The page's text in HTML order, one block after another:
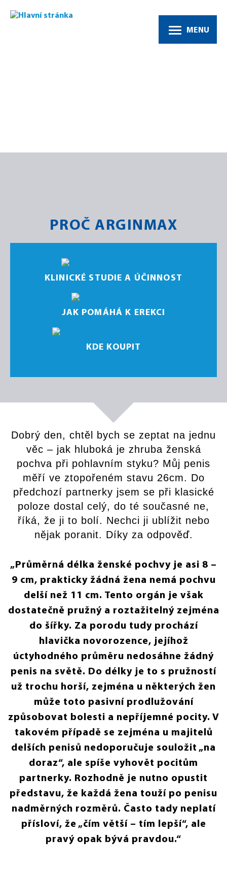
MENU
PROČ ARGINMAX
KLINICKÉ STUDIE A ÚČINNOST
JAK POMÁHÁ K EREKCI
KDE KOUPIT
Dobrý den, chtěl bych se zeptat na jednu
věc – jak hluboká je zhruba ženská
pochva při pohlavním styku? Můj penis
měří ve ztopořeném stavu 26cm. Do
předchozí partnerky jsem se při klasické
poloze dostal celý, do té současné ne,
říká, že ji to bolí. Nechci ji ublížit nebo
nějak poranit. Díky za odpověď.
„Průměrná délka ženské pochvy je asi 8 –
9 cm, prakticky žádná žena nemá pochvu
delší než 11 cm. Tento orgán je však
dostatečně pružný a roztažitelný zejména
do šířky. Za porodu tudy prochází
hlavička novorozence, jejíhož
úctyhodného průměru nedosáhne žádný
penis na světě. Do délky je to s pružností
už trochu horší, zejména u některých žen
může toto pasivní prodlužování
způsobovat bolesti a nepříjemné pocity. V
takovém případě se zejména u majitelů
delších penisů nedoporučuje souložit „na
doraz“, ale spíše vyhovět pocitům
partnerky. Rozhodně je nutno opustit
představu, že každá žena touží po penisu
nadměrných rozměrů. Často tady neplatí
přísloví, že „čím větší – tím lepší“, ale
pravý opak bývá pravdou.“